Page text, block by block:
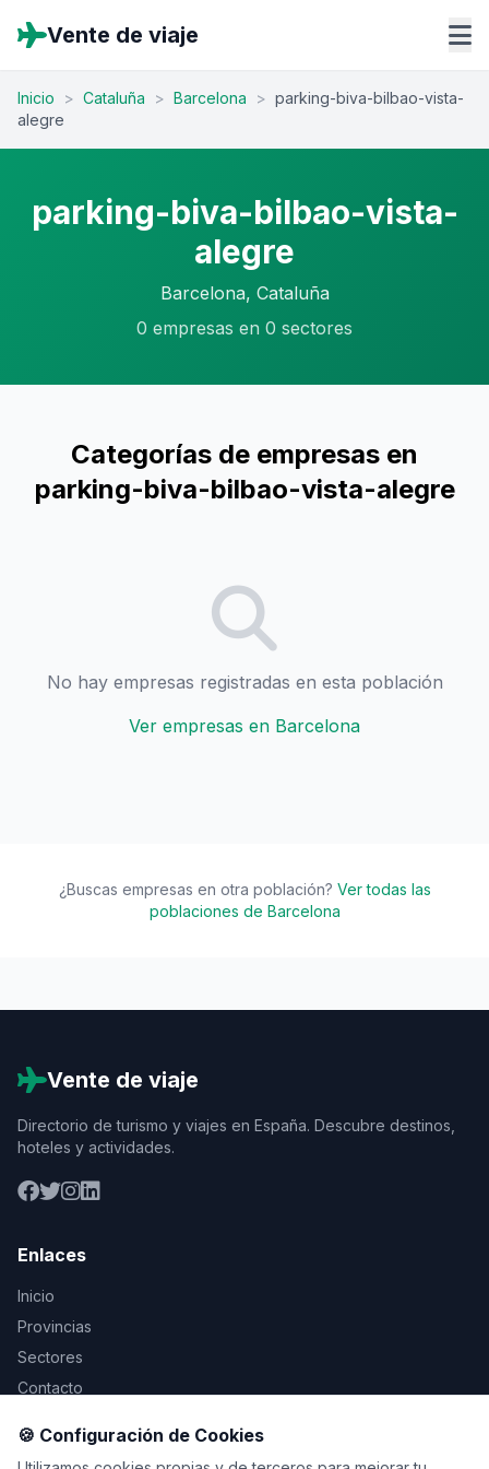
Vente de viaje
Inicio > Cataluña > Barcelona > parking-biva-bilbao-vista-
alegre
parking-biva-bilbao-vista-
alegre
Barcelona, Cataluña
0 empresas en 0 sectores
Categorías de empresas en
parking-biva-bilbao-vista-alegre
No hay empresas registradas en esta población
Ver empresas en Barcelona
¿Buscas empresas en otra población? Ver todas las
poblaciones de Barcelona
Vente de viaje
Directorio de turismo y viajes en España. Descubre destinos,
hoteles y actividades.
Enlaces
Inicio
Provincias
Sectores
Contacto
Legal
🍪 Configuración de Cookies